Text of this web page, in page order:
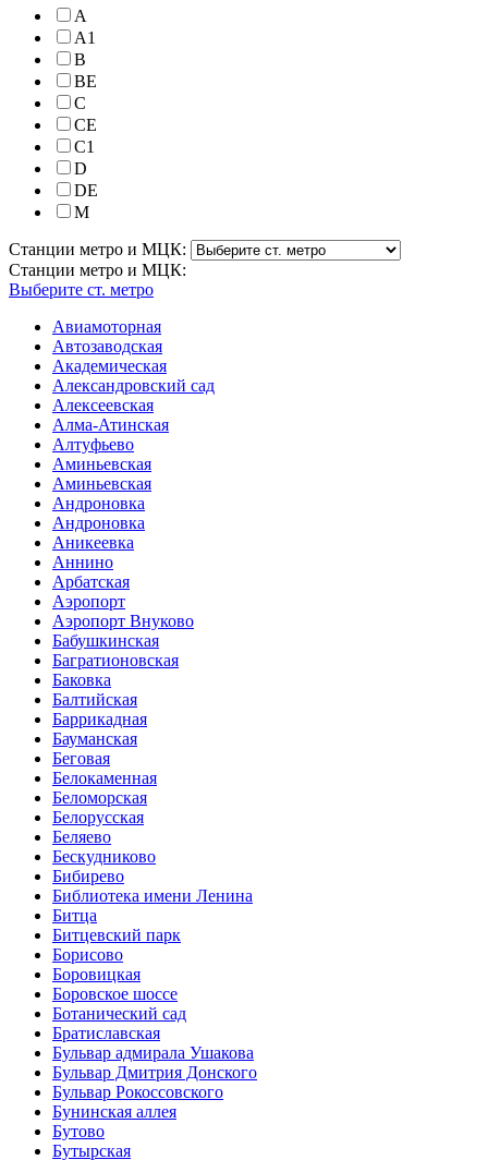
A
A1
B
BE
C
CE
C1
D
DE
M
Станции метро и МЦК:
Станции метро и МЦК:
Выберите ст. метро
Авиамоторная
Автозаводская
Академическая
Александровский сад
Алексеевская
Алма-Атинская
Алтуфьево
Аминьевская
Аминьевская
Андроновка
Андроновка
Аникеевка
Аннино
Арбатская
Аэропорт
Аэропорт Внуково
Бабушкинская
Багратионовская
Баковка
Балтийская
Баррикадная
Бауманская
Беговая
Белокаменная
Беломорская
Белорусская
Беляево
Бескудниково
Бибирево
Библиотека имени Ленина
Битца
Битцевский парк
Борисово
Боровицкая
Боровское шоссе
Ботанический сад
Братиславская
Бульвар адмирала Ушакова
Бульвар Дмитрия Донского
Бульвар Рокоссовского
Бунинская аллея
Бутово
Бутырская